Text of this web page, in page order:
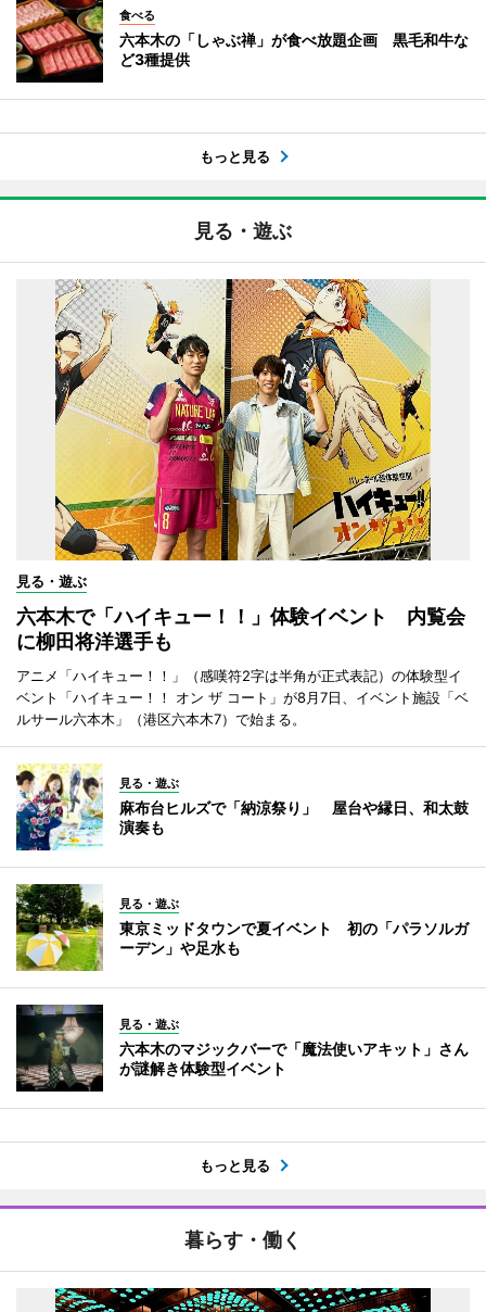
食べる
六本木の「しゃぶ禅」が食べ放題企画 黒毛和牛な
ど3種提供
もっと見る
見る・遊ぶ
見る・遊ぶ
六本木で「ハイキュー！！」体験イベント 内覧会
に柳田将洋選手も
アニメ「ハイキュー！！」（感嘆符2字は半角が正式表記）の体験型イ
ベント「ハイキュー！！ オン ザ コート」が8月7日、イベント施設「ベ
ルサール六本木」（港区六本木7）で始まる。
見る・遊ぶ
麻布台ヒルズで「納涼祭り」 屋台や縁日、和太鼓
演奏も
見る・遊ぶ
東京ミッドタウンで夏イベント 初の「パラソルガ
ーデン」や足水も
見る・遊ぶ
六本木のマジックバーで「魔法使いアキット」さん
が謎解き体験型イベント
もっと見る
暮らす・働く